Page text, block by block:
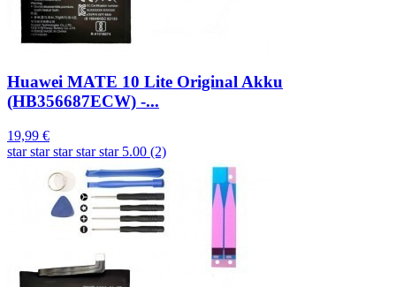
Huawei MATE 10 Lite Original Akku
(HB356687ECW) -...
19,99 €
star star star star star 5.00 (2)